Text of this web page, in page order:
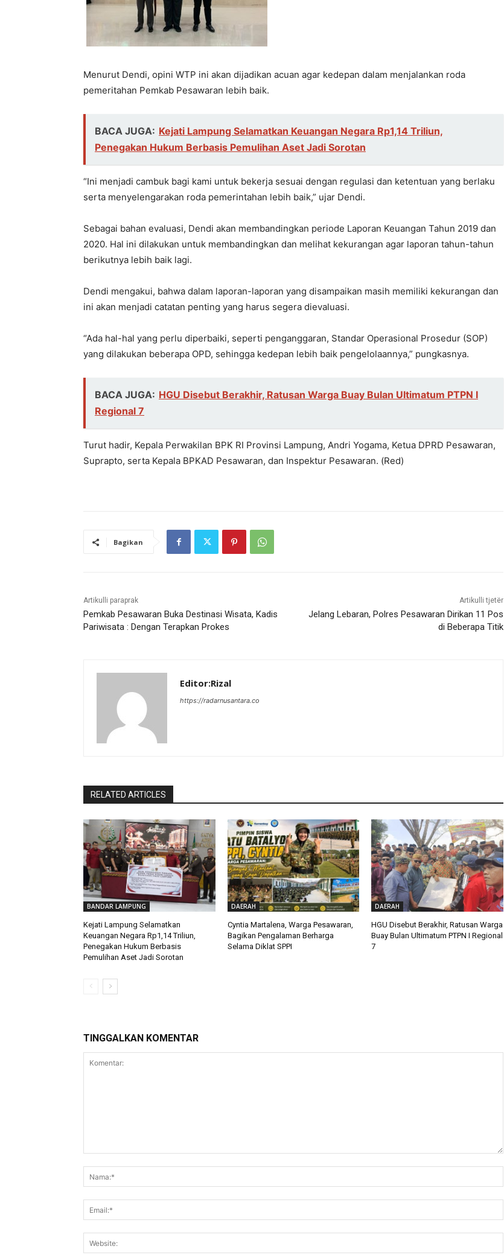
Menurut Dendi, opini WTP ini akan dijadikan acuan agar kedepan dalam menjalankan roda
pemeritahan Pemkab Pesawaran lebih baik.
BACA JUGA: Kejati Lampung Selamatkan Keuangan Negara Rp1,14 Triliun,
Penegakan Hukum Berbasis Pemulihan Aset Jadi Sorotan
“Ini menjadi cambuk bagi kami untuk bekerja sesuai dengan regulasi dan ketentuan yang berlaku
serta menyelengarakan roda pemerintahan lebih baik,” ujar Dendi.
Sebagai bahan evaluasi, Dendi akan membandingkan periode Laporan Keuangan Tahun 2019 dan
2020. Hal ini dilakukan untuk membandingkan dan melihat kekurangan agar laporan tahun-tahun
berikutnya lebih baik lagi.
Dendi mengakui, bahwa dalam laporan-laporan yang disampaikan masih memiliki kekurangan dan
ini akan menjadi catatan penting yang harus segera dievaluasi.
“Ada hal-hal yang perlu diperbaiki, seperti penganggaran, Standar Operasional Prosedur (SOP)
yang dilakukan beberapa OPD, sehingga kedepan lebih baik pengelolaannya,” pungkasnya.
BACA JUGA: HGU Disebut Berakhir, Ratusan Warga Buay Bulan Ultimatum PTPN I
Regional 7
Turut hadir, Kepala Perwakilan BPK RI Provinsi Lampung, Andri Yogama, Ketua DPRD Pesawaran,
Suprapto, serta Kepala BPKAD Pesawaran, dan Inspektur Pesawaran. (Red)
Bagikan
Artikulli paraprak
Pemkab Pesawaran Buka Destinasi Wisata, Kadis
Pariwisata : Dengan Terapkan Prokes
Artikulli tjetër
Jelang Lebaran, Polres Pesawaran Dirikan 11 Pos
di Beberapa Titik
Editor:Rizal
https://radarnusantara.co
RELATED ARTICLES
BANDAR LAMPUNG
Kejati Lampung Selamatkan
Keuangan Negara Rp1,14 Triliun,
Penegakan Hukum Berbasis
Pemulihan Aset Jadi Sorotan
DAERAH
Cyntia Martalena, Warga Pesawaran,
Bagikan Pengalaman Berharga
Selama Diklat SPPI
DAERAH
HGU Disebut Berakhir, Ratusan Warga
Buay Bulan Ultimatum PTPN I Regional
7
TINGGALKAN KOMENTAR